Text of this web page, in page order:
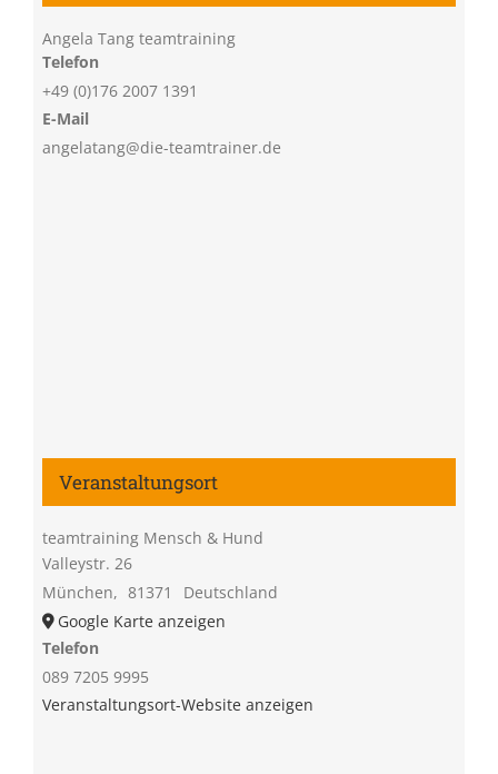
Angela Tang teamtraining
Telefon
+49 (0)176 2007 1391
E-Mail
angelatang@die-teamtrainer.de
Veranstaltungsort
teamtraining Mensch & Hund
Valleystr. 26
München, 81371
Deutschland
Google Karte anzeigen
Telefon
089 7205 9995
Veranstaltungsort-Website anzeigen